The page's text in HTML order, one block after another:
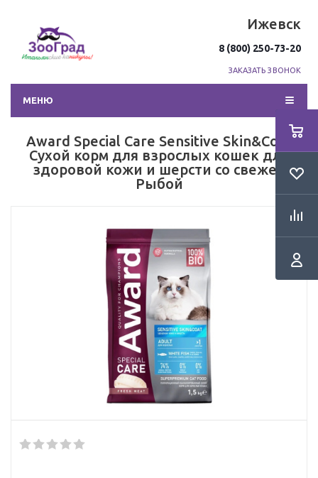
Ижевск
8 (800) 250-73-20
ЗАКАЗАТЬ ЗВОНОК
МЕНЮ
Award Special Care Sensitive Skin&Coat
Сухой корм для взрослых кошек для
здоровой кожи и шерсти со свежей
Рыбой